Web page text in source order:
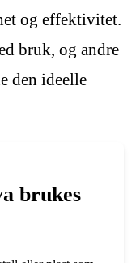
og effektivitet.
bruk, og andre
den ideelle
brukes